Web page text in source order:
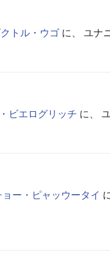
クトル・ウゴ に、 ユナ
ビエログリッチ に、
ー・ピャッウータイ
お客様は、いつ